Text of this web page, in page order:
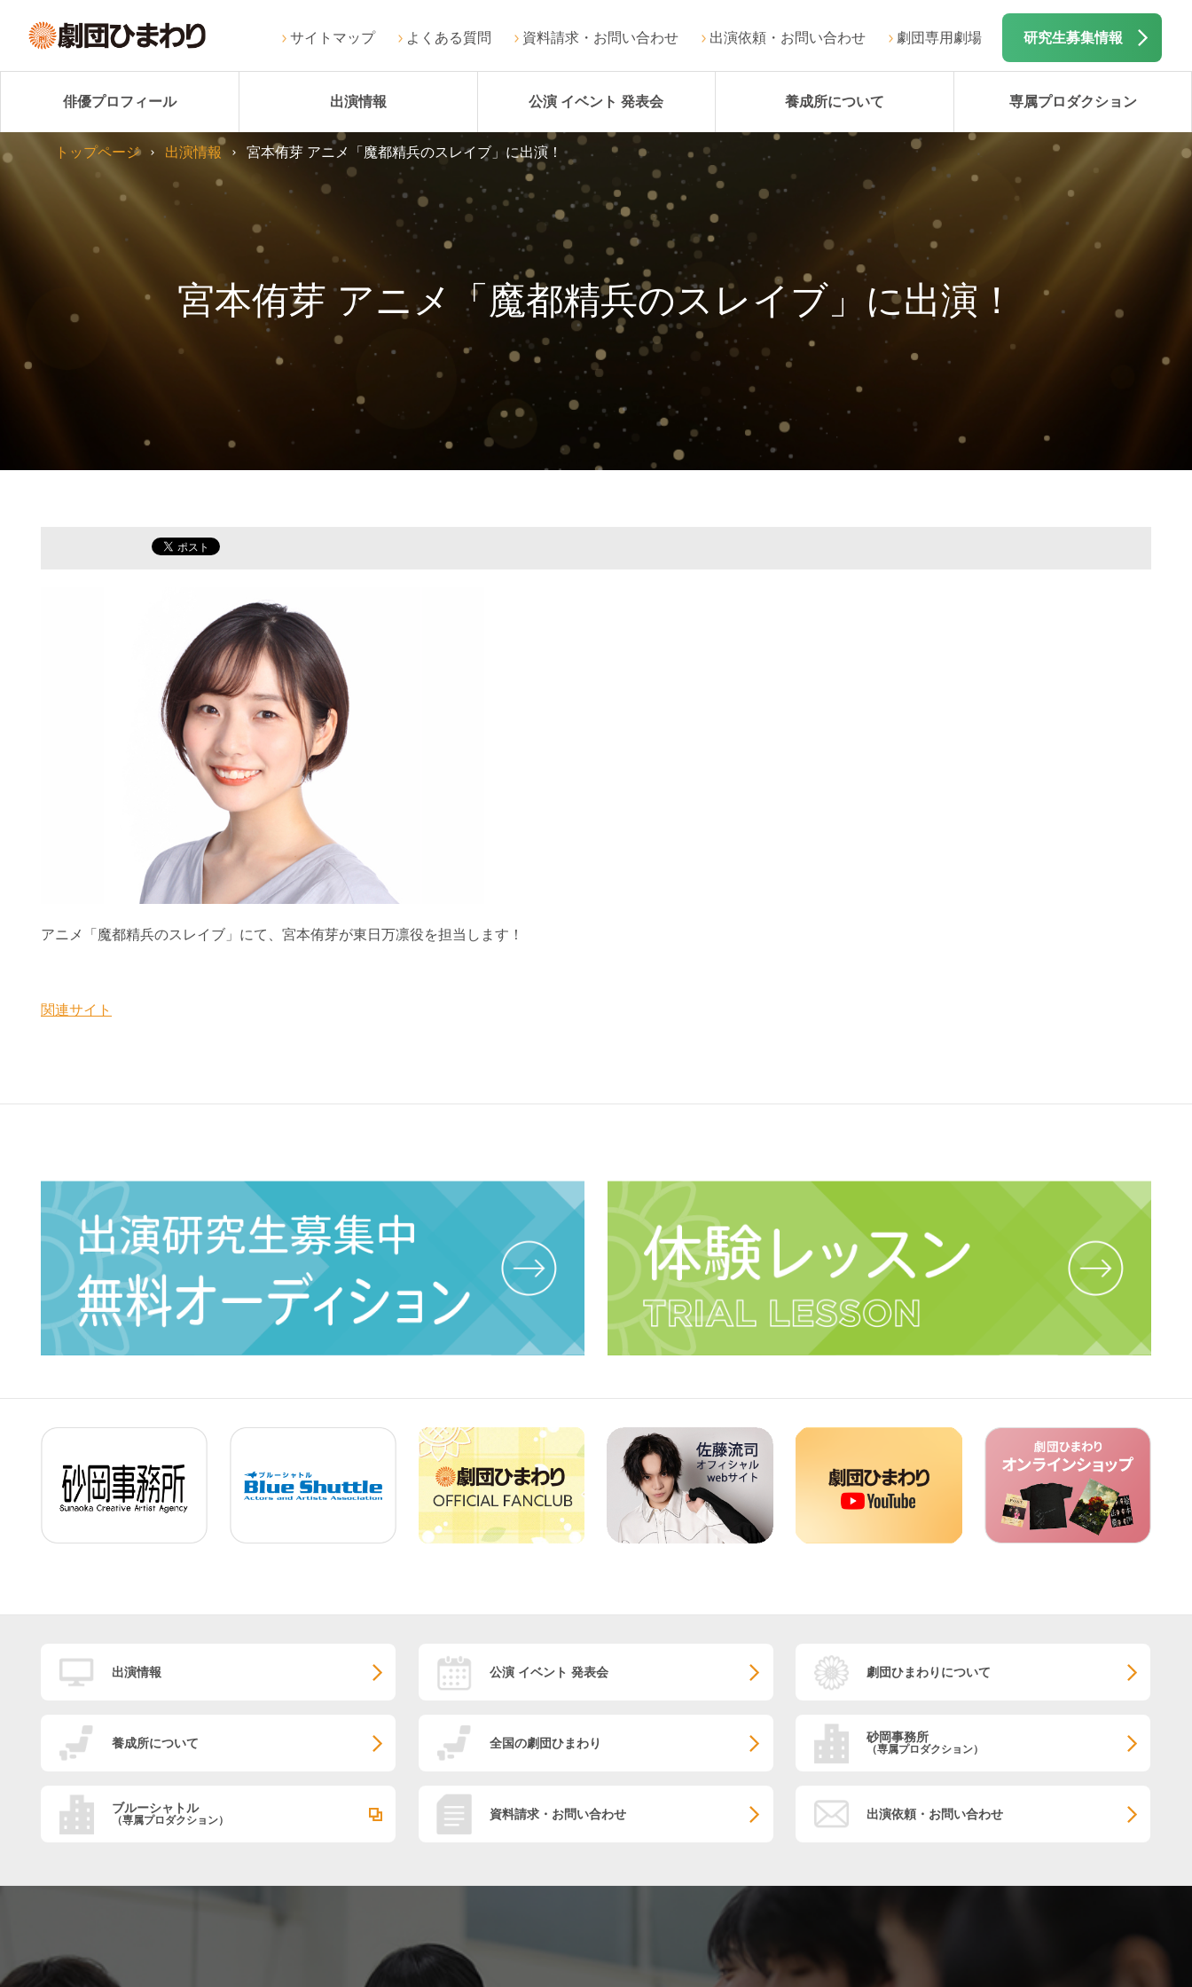
サイトマップ よくある質問 資料請求・お問い合わせ 出演依頼・お問い合わせ 劇団専用劇場 研究生募集情報
俳優プロフィール 出演情報 公演 イベント 発表会 養成所について 専属プロダクション
宮本侑芽 アニメ「魔都精兵のスレイブ」に出演！
トップページ 出演情報 宮本侑芽 アニメ「魔都精兵のスレイブ」に出演！
アニメ「魔都精兵のスレイブ」にて、宮本侑芽が東日万凛役を担当します！
関連サイト
出演情報 公演 イベント 発表会 劇団ひまわりについて
養成所について 全国の劇団ひまわり 砂岡事務所
（専属プロダクション）
ブルーシャトル
（専属プロダクション） 資料請求・お問い合わせ 出演依頼・お問い合わせ